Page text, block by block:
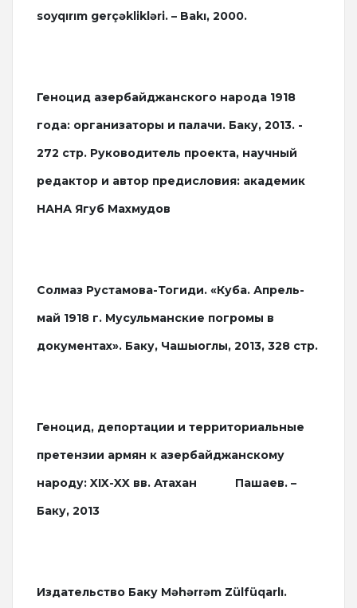
soyqırım gerçəklikləri. – Bakı, 2000.
Геноцид азербайджанского народа 1918
года: организаторы и палачи. Баку, 2013. -
272 стр. Руководитель проекта, научный
редактор и автор предисловия: академик
НАНА Ягуб Махмудов
Солмаз Рустамова-Тогиди. «Куба. Апрель-
май 1918 г. Мусульманские погромы в
документах». Баку, Чашыоглы, 2013, 328 стр.
Геноцид, депортации и территориальные
претензии армян к азербайджанскому
народу: XIX-XX вв. Атахан Пашаев. –
Баку, 2013
Издательство Баку Məhərrəm Zülfüqarlı.